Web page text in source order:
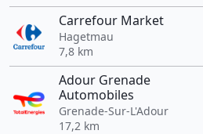
Carrefour Market
Hagetmau
7,8 km
Adour Grenade
Automobiles
Grenade-Sur-L'Adour
17,2 km